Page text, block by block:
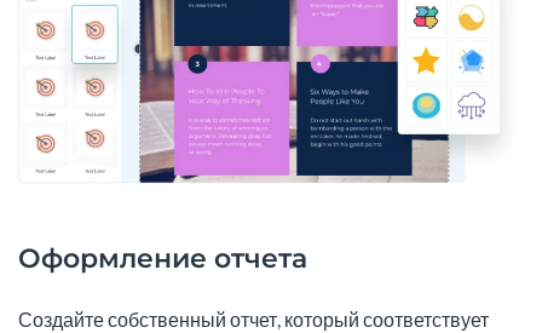
Оформление отчета
Создайте собственный отчет, который соответствует